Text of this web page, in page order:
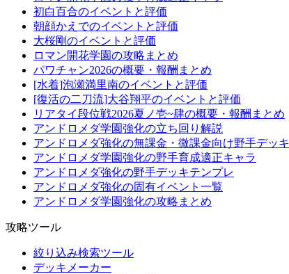
初白百合のイベントと評価
朝顔かえでのイベントと評価
大桜剛のイベントと評価
ロマン開花学園の攻略まとめ
パワチャン2026の概要・報酬まとめ
[水着]泡瀬満里南のイベントと評価
[復活の二刀流]大谷翔平のイベントと評価
リアタイ段位戦2026夏ノ壱~肆の概要・報酬まとめ
アンドロメダ学園強化の立ち回り解説
アンドロメダ強化の無課金・微課金向け野手デッキ
アンドロメダ学園強化の野手育成適正キャラ
アンドロメダ強化の野手デッキテンプレ
アンドロメダ強化の固有イベント一覧
アンドロメダ学園強化の攻略まとめ
攻略ツール
絞り込み検索ツール
デッキメーカー